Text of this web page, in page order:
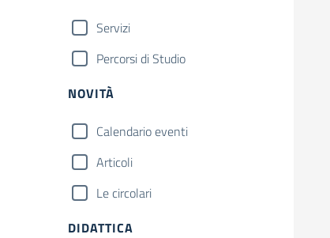
Servizi
Percorsi di Studio
NOVITÀ
Calendario eventi
Articoli
Le circolari
DIDATTICA